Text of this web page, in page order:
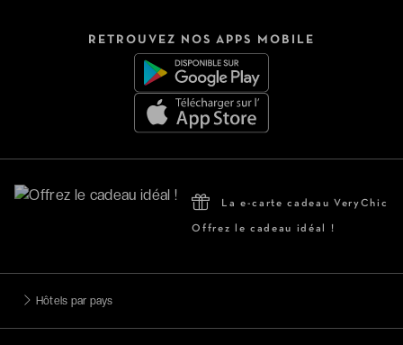
RETROUVEZ NOS APPS MOBILE
La e-carte cadeau VeryChic
Offrez le cadeau idéal !
Hôtels par pays